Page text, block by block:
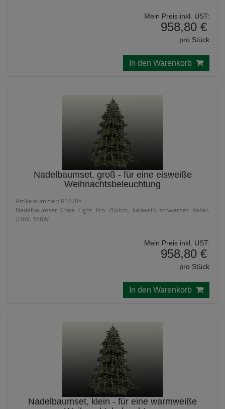
Mein Preis inkl. UST:
958,80 €
pro Stück
In den Warenkorb
Nadelbaumset, groß - für eine eisweiße
Weihnachtsbeleuchtung
Artikelnummer: 814285
Nadelbaumset Cone Light Pro 20x6m, kaltweiß schwarzes Kabel,
230V, 168W
Mein Preis inkl. UST:
958,80 €
pro Stück
In den Warenkorb
Nadelbaumset, klein - für eine warmweiße